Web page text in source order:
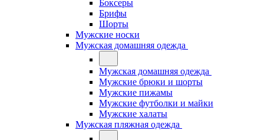
Боксеры
Брифы
Шорты
Мужские носки
Мужская домашняя одежда
Мужская домашняя одежда
Мужские брюки и шорты
Мужские пижамы
Мужские футболки и майки
Мужские халаты
Мужская пляжная одежда